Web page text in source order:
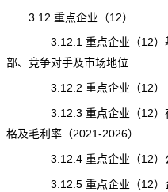
3.12 重点企业（12）
3.12.1 重点企业（12）基
部、竞争对手及市场地位
3.12.2 重点企业（12） 高
3.12.3 重点企业（12）在
格及毛利率（2021-2026）
3.12.4 重点企业（12）公
3.12.5 重点企业（12）企